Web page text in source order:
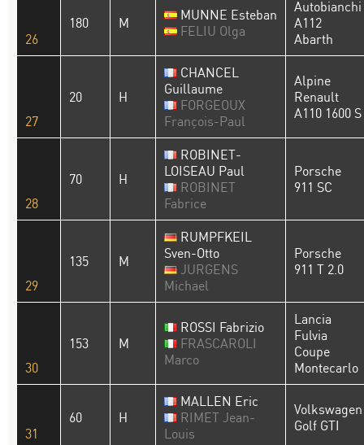
26
180 M
MUNNE Esteban
FELIU Olga
Autobianchi
A112
Abarth
27
20 H
CHANCEL
Guillaume
FORGEOUX
François-Paul
Alpine
Renault
A110 1600 S
28
70 H
ROBINET-
LOISEAU Paul
ROBINET
Fabrice
Porsche
911 SC
29
135 M
RUMPFKEIL
Sven-Otto
JURGENS
Michael
Porsche
911 T 2.0
30
153 M
ROSSI Fabrizio
FRASCAROLI
Marco
Lancia
Fulvia
Coupe
Montecarlo
31
60 H
MALLEN Eric
RIMET Jean-
Louis
Volkswagen
Golf GTI